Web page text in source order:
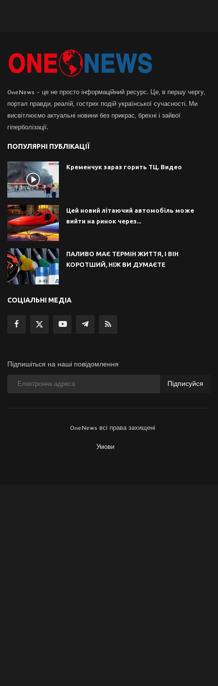
OneNews – це не просто інформаційний ресурс. Це, в першу чергу,
портал правди, реалій, гострих подій української сучасності. Ми
висвітлюємо актуальні новини без прикрас, брехні і зайвої
гіперболізації.
ПОПУЛЯРНІ ПУБЛІКАЦІЇ
Кременчук зараз горить ТЦ. Видео
Цей новий літаючий автомобіль може
вийти на ринок через...
ПАЛИВО МАЄ ТЕРМІН ЖИТТЯ, І ВІН
КОРОТШИЙ, НІЖ ВИ ДУМАЄТЕ
СОЦІАЛЬНІ МЕДІА
Підпишіться на наші повідомлення
Підписуйся
OneNews всі права захищені
Умови